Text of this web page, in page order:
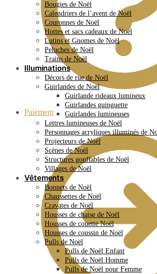
Paiement
Bougies de Noël
Calendriers de l’avent de Noël
Couronnes de Noël
Hottes et sacs cadeaux de Noël
Lutins et Gnomes de Noël
Peluches de Noël
Trains de Noël
Illuminations
Décors de rue de Noël
Guirlandes de Noël
Guirlande rideaux lumineux
Guirlandes guinguette
Guirlandes lumineuses
Lettres lumineuses de Noël
Personnages acryliques illuminés de
Projecteurs de Noël
Scènes de Noël
Structures gonflables de Noël
Villages de Noël
Vêtements
Bonnets de Noël
Chaussettes de Noël
Cravates de Noël
Housses de chaise de Noël
Housses de couette Noël
Housses de coussin de Noël
Pulls de Noël
Pulls de Noël Enfant
Pulls de Noël Homme
Pulls de Noël pour Femme